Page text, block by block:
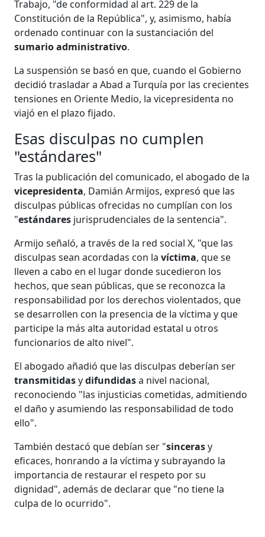
Trabajo, "de conformidad al art. 229 de la
Constitución de la República", y, asimismo, había
ordenado continuar con la sustanciación del
sumario administrativo.
La suspensión se basó en que, cuando el Gobierno
decidió trasladar a Abad a Turquía por las crecientes
tensiones en Oriente Medio, la vicepresidenta no
viajó en el plazo fijado.
Esas disculpas no cumplen
"estándares"
Tras la publicación del comunicado, el abogado de la
vicepresidenta, Damián Armijos, expresó que las
disculpas públicas ofrecidas no cumplían con los
"estándares jurisprudenciales de la sentencia".
Armijo señaló, a través de la red social X, "que las
disculpas sean acordadas con lavíctima, que se
lleven a cabo en el lugar donde sucedieron los
hechos, que sean públicas, que se reconozca la
responsabilidad por los derechos violentados, que
se desarrollen con la presencia de la víctima y que
participe la más alta autoridad estatal u otros
funcionarios de alto nivel".
El abogado añadió que las disculpas deberían ser
transmitidasydifundidasa nivel nacional,
reconociendo "las injusticias cometidas, admitiendo
el daño y asumiendo las responsabilidad de todo
ello".
También destacó que debían ser "sincerasy
eficaces, honrando a la víctima y subrayando la
importancia de restaurar el respeto por su
dignidad", además de declarar que "no tiene la
culpa de lo ocurrido".